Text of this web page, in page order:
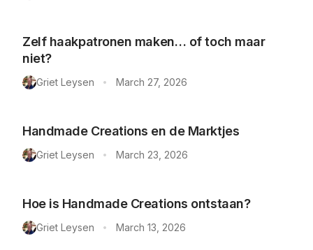
Zelf haakpatronen maken… of toch maar
niet?
Griet Leysen • March 27, 2026
Handmade Creations en de Marktjes
Griet Leysen • March 23, 2026
Hoe is Handmade Creations ontstaan?
Griet Leysen • March 13, 2026